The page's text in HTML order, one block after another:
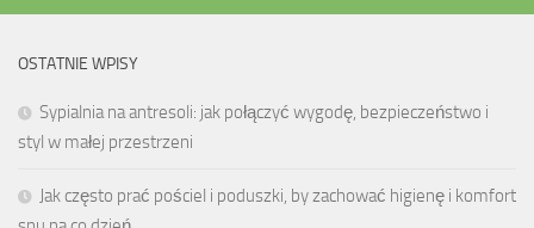
OSTATNIE WPISY
Sypialnia na antresoli: jak połączyć wygodę, bezpieczeństwo i
styl w małej przestrzeni
Jak często prać pościel i poduszki, by zachować higienę i komfort